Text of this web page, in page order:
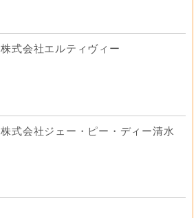
株式会社エルティヴィー
株式会社ジェー・ピー・ディー清水